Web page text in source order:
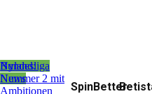
Bundesliga
News
Nyland:
Nummer 2 mit
Ambitionen
SpinBetter